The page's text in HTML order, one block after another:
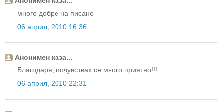
много добре на писано
06 април, 2010 16:36
Анонимен каза...
Благодаря, почувствах се много приятно!!!
06 април, 2010 22:31